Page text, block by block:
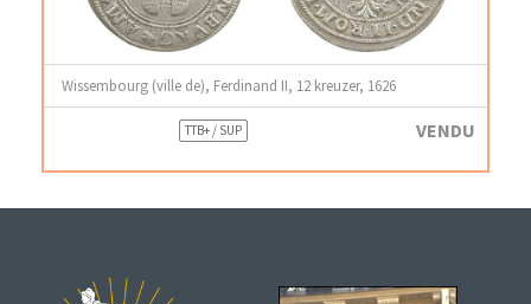
Wissembourg (ville de), Ferdinand II, 12 kreuzer, 1626
TTB+ / SUP VENDU